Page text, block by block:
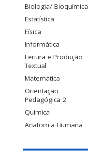
Biologia/ Bioquímica
Estatística
Física
Informática
Leitura e Produção
Textual
Matemática
Orientação
Pedagógica 2
Química
Anatomia Humana